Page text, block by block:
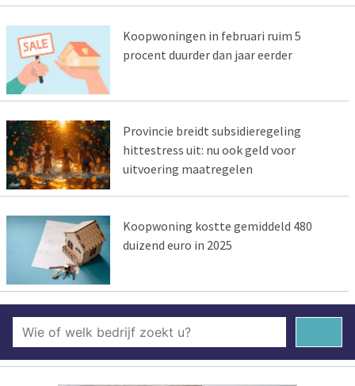
Koopwoningen in februari ruim 5
procent duurder dan jaar eerder
Provincie breidt subsidieregeling
hittestress uit: nu ook geld voor
uitvoering maatregelen
Koopwoning kostte gemiddeld 480
duizend euro in 2025